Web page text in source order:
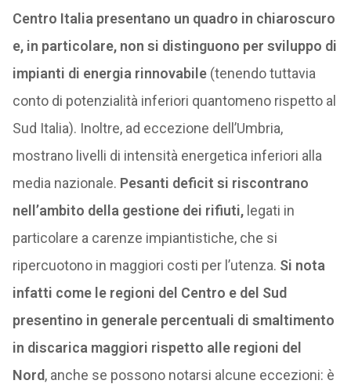
Centro Italia presentano un quadro in chiaroscuro
e, in particolare, non si distinguono per sviluppo di
impianti di energia rinnovabile(tenendo tuttavia
conto di potenzialità inferiori quantomeno rispetto al
Sud Italia). Inoltre, ad eccezione dell’Umbria,
mostrano livelli di intensità energetica inferiori alla
media nazionale. Pesanti deficit si riscontrano
nell’ambito della gestione dei rifiuti,legati in
particolare a carenze impiantistiche, che si
ripercuotono in maggiori costi per l’utenza. Si nota
infatti come le regioni del Centro e del Sud
presentino in generale percentuali di smaltimento
in discarica maggiori rispetto alle regioni del
Nord, anche se possono notarsi alcune eccezioni: è